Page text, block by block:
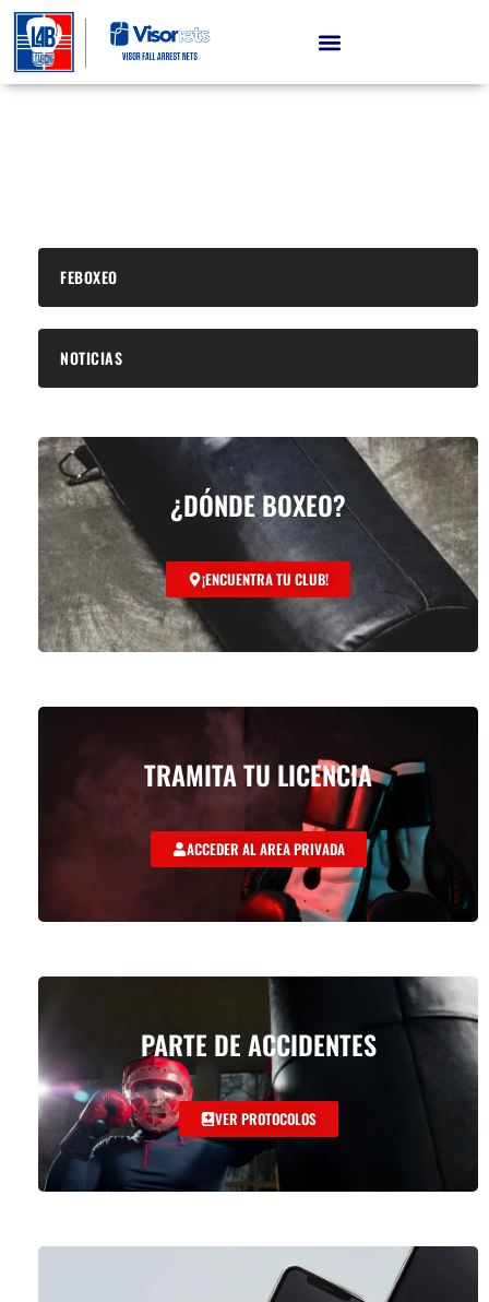
FEBOXEO
NOTICIAS
¿DÓNDE BOXEO?
¡ENCUENTRA TU CLUB!
TRAMITA TU LICENCIA
ACCEDER AL AREA PRIVADA
PARTE DE ACCIDENTES
VER PROTOCOLOS